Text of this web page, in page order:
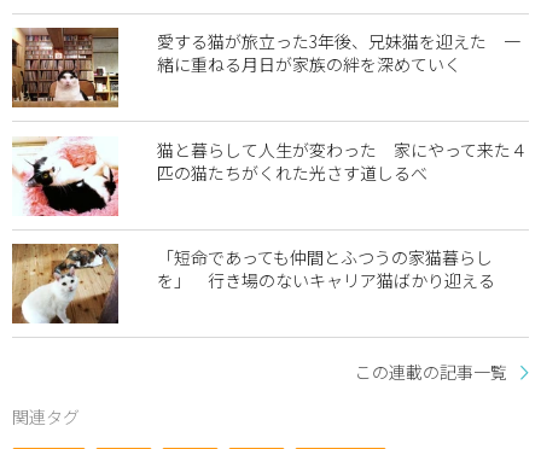
愛する猫が旅立った3年後、兄妹猫を迎えた 一
緒に重ねる月日が家族の絆を深めていく
猫と暮らして人生が変わった 家にやって来た４
匹の猫たちがくれた光さす道しるべ
「短命であっても仲間とふつうの家猫暮らし
を」 行き場のないキャリア猫ばかり迎える
この連載の記事一覧
関連タグ